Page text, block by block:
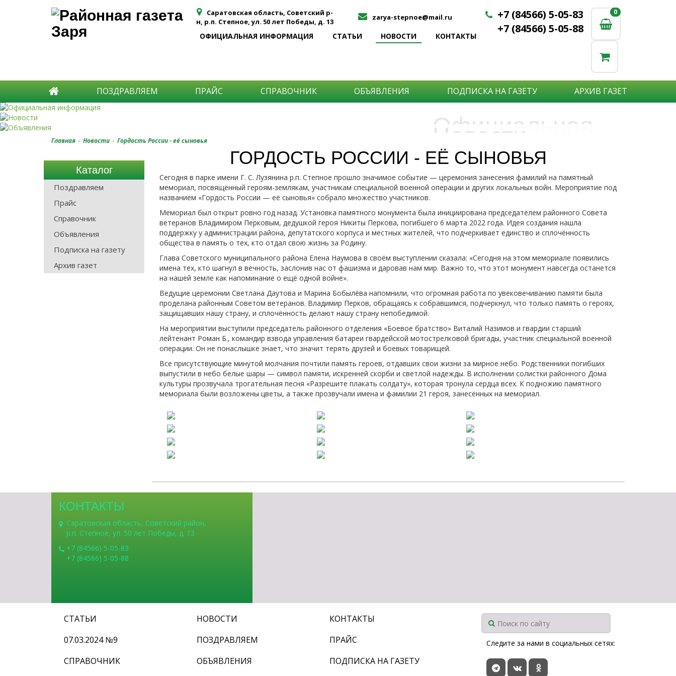
Саратовская область, Советский р-
н, р.п. Степное, ул. 50 лет Победы, д. 13
zarya-stepnoe@mail.ru
ОФИЦИАЛЬНАЯ ИНФОРМАЦИЯ СТАТЬИ НОВОСТИ КОНТАКТЫ
+7 (84566) 5-05-83
+7 (84566) 5-05-88
0
0
ПОЗДРАВЛЯЕМ ПРАЙС СПРАВОЧНИК ОБЪЯВЛЕНИЯ ПОДПИСКА НА ГАЗЕТУ АРХИВ ГАЗЕТ
Официальная
информация
Новости
-происшествия,
-события района,
-мира науки,
-медицины,
-общества
Подробнее
Объявления
Хотите что бы о Вас узнали?
О частной практике или деятельности
Просто закажите объявление.
Подробнее
Главная - Новости - Гордость России - её сыновья
Каталог
Поздравляем
Прайс
Справочник
Объявления
Подписка на газету
Архив газет
ГОРДОСТЬ РОССИИ - ЕЁ СЫНОВЬЯ
Сегодня в парке имени Г. С. Лузянина р.п. Степное прошло значимое событие — церемония занесения фамилий на памятный
мемориал, посвящённый героям-землякам, участникам специальной военной операции и других локальных войн. Мероприятие под
названием «Гордость России — её сыновья» собрало множество участников.
Мемориал был открыт ровно год назад. Установка памятного монумента была инициирована председателем районного Совета
ветеранов Владимиром Перковым, дедушкой героя Никиты Перкова, погибшего 6 марта 2022 года. Идея создания нашла
поддержку у администрации района, депутатского корпуса и местных жителей, что подчеркивает единство и сплочённость
общества в память о тех, кто отдал свою жизнь за Родину.
Глава Советского муниципального района Елена Наумова в своём выступлении сказала: «Сегодня на этом мемориале появились
имена тех, кто шагнул в вечность, заслонив нас от фашизма и даровав нам мир. Важно то, что этот монумент навсегда останется
на нашей земле как напоминание о ещё одной войне».
Ведущие церемонии Светлана Даутова и Марина Бобылёва напомнили, что огромная работа по увековечиванию памяти была
проделана районным Советом ветеранов. Владимир Перков, обращаясь к собравшимся, подчеркнул, что только память о героях,
защищавших нашу страну, и сплочённость делают нашу страну непобедимой.
На мероприятии выступили председатель районного отделения «Боевое братство» Виталий Назимов и гвардии старший
лейтенант Роман Б., командир взвода управления батареи гвардейской мотострелковой бригады, участник специальной военной
операции. Он не понаслышке знает, что значит терять друзей и боевых товарищей.
Все присутствующие минутой молчания почтили память героев, отдавших свои жизни за мирное небо. Родственники погибших
выпустили в небо белые шары — символ памяти, искренней скорби и светлой надежды. В исполнении солистки районного Дома
культуры прозвучала трогательная песня «Разрешите плакать солдату», которая тронула сердца всех. К подножию памятного
мемориала были возложены цветы, а также прозвучали имена и фамилии 21 героя, занесённых на мемориал.
КОНТАКТЫ
Саратовская область, Советский район,
р.п. Степное, ул. 50 лет Победы, д. 13
+7 (84566) 5-05-83
+7 (84566) 5-05-88
СТАТЬИ НОВОСТИ
КОНТАКТЫ
07.03.2024 №9
ПОЗДРАВЛЯЕМ
ПРАЙС
СПРАВОЧНИК
ОБЪЯВЛЕНИЯ ПОДПИСКА НА ГАЗЕТУ
Следите за нами в социальных сетях: